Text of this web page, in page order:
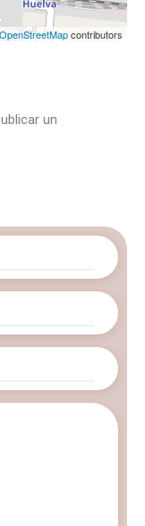
OpenStreetMapcontributors
un